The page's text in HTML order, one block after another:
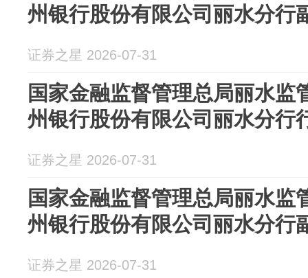
州银行股份有限公司丽水分行
证券之星 2026-07-31
国家金融监督管理总局丽水监
州银行股份有限公司丽水分行
证券之星 2026-07-31
国家金融监督管理总局丽水监
州银行股份有限公司丽水分行
证券之星 2026-07-31